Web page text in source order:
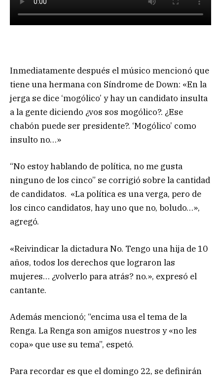
Inmediatamente después el músico mencionó que
tiene una hermana con Síndrome de Down: «En la
jerga se dice ‘mogólico’ y hay un candidato insulta
a la gente diciendo ¿vos sos mogólico?. ¿Ese
chabón puede ser presidente?. ‘Mogólico’ como
insulto no…»
“No estoy hablando de política, no me gusta
ninguno de los cinco” se corrigió sobre la cantidad
de candidatos. «La política es una verga, pero de
los cinco candidatos, hay uno que no, boludo…»,
agregó.
«Reivindicar la dictadura No. Tengo una hija de 10
años, todos los derechos que lograron las
mujeres… ¿volverlo para atrás? no.», expresó el
cantante.
Además mencionó; “encima usa el tema de la
Renga. La Renga son amigos nuestros y «no les
copa» que use su tema”, espetó.
Para recordar es que el domingo 22, se definirán